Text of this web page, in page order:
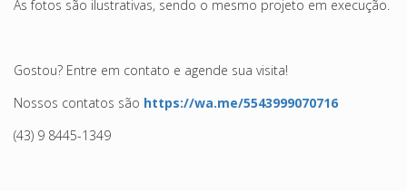
As fotos são ilustrativas, sendo o mesmo projeto em execução.
Gostou? Entre em contato e agende sua visita!
Nossos contatos são https://wa.me/5543999070716
(43) 9 8445-1349